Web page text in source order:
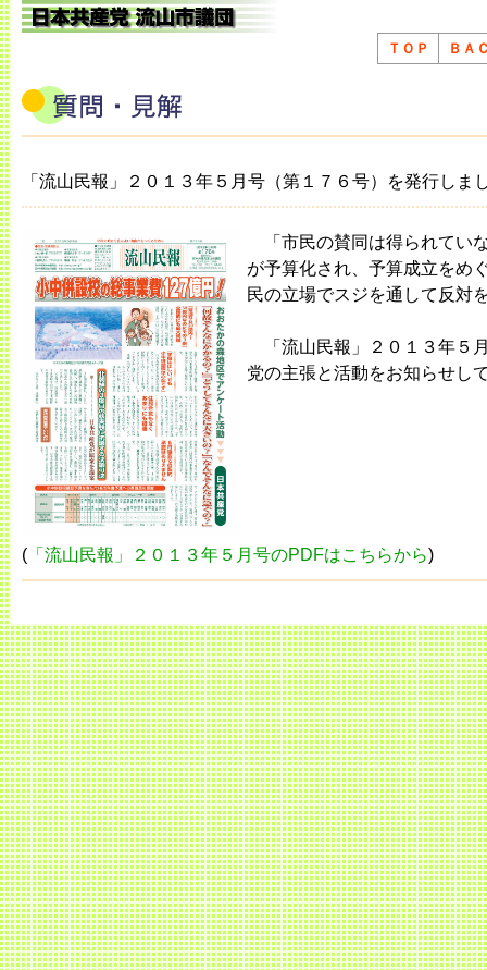
ＴＯＰ ＢＡ
「流山民報」２０１３年５月号（第１７６号）を発行しま
「市民の賛同は得られてい
が予算化され、予算成立をめ
民の立場でスジを通して反対
「流山民報」２０１３年５
党の主張と活動をお知らせし
( 「流山民報」２０１３年５月号のPDFはこちらから)